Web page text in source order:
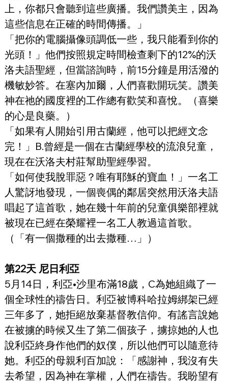
上，你都只會聽到這些廣播。我們讚美主，因為
這些信息在正確的時間傳播。」
「把你的電腦攝像頭調低一些，我只能看到你的
光頭！」他們按照規定時間檢查剩下的12%的沃
洛夫語聖經，但當諮詢時，前15分鐘是用活潑的
機敏妙答。在塞內加爾，人們喜歡開玩笑。讚美
神在祂的國度裡的工作總有歡笑和喜悅。（喜樂
的心是良藥。）
「如果有人開始引用古蘭經，他可以把經文念
完！」B.曾經是一個在古蘭經學校的流浪兒童，
現在在沃洛夫村莊幫助聖經學習。
「如何使我脫罪惡？唯有耶穌的寶血！」一名工
人驚訝地發現，一個喪偶的鄰居突然用沃洛夫語
唱起了這首歌，她在幾十年前的兒童俱樂部裡就
被現在已經在榮耀裡一名工人教過這首歌。
（「有一個撒種的出去撒種…」）
第22天 尼日利亞
5月14日，利亞•沙里布滿18歲，C為她組織了一
個全球性的禱告日。利亞被博科哈拉姆綁架已經
三年多了，她拒絕放棄基督教信仰。有謠言說她
在被擄的時候又生了第二個孩子，擄掠她的人也
說利亞終身作他們的奴僕，所以他們可以隨意待
她。利亞的母親利百加說：「感謝神，我沒有失
去希望，因為神在掌權，人們在禱告。我盼望有